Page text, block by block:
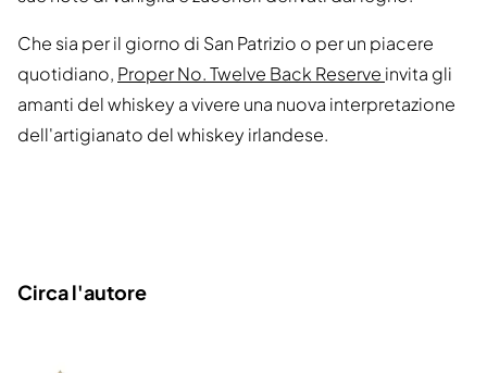
Che sia per il giorno di San Patrizio o per un piacere
quotidiano, Proper No. Twelve Back Reserve invita gli
amanti del whiskey a vivere una nuova interpretazione
dell'artigianato del whiskey irlandese.
Circa l'autore